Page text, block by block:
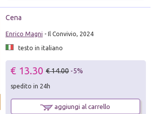
Cena
Enrico Magni - Il Convivio, 2024
testo in italiano
€ 13.30 € 14.00 -5%
spedito in 24h
aggiungi al carrello